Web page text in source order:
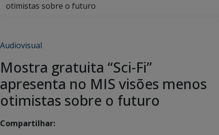
otimistas sobre o futuro
Audiovisual
Mostra gratuita “Sci-Fi”
apresenta no MIS visões menos
otimistas sobre o futuro
Compartilhar: